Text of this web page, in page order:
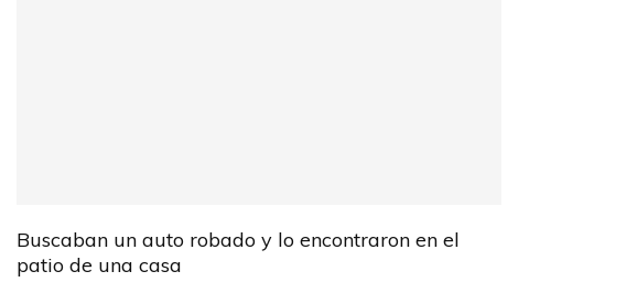
Buscaban un auto robado y lo encontraron en el
patio de una casa